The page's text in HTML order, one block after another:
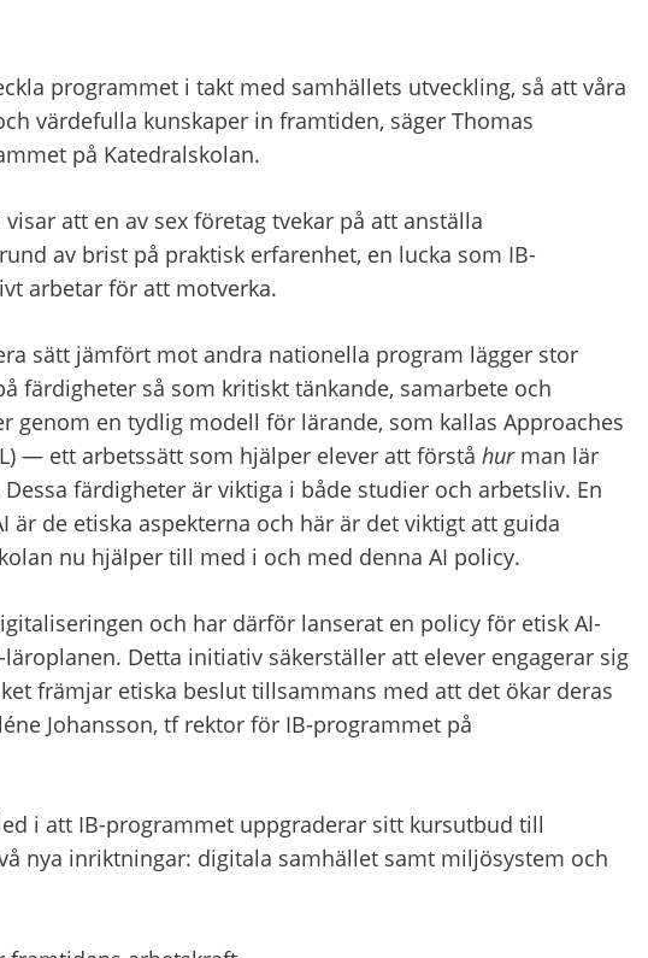
programmet i takt med samhällets utveckling, så att våra
värdefulla kunskaper in framtiden, säger Thomas
på Katedralskolan.
att en av sex företag tvekar på att anställa
av brist på praktisk erfarenhet, en lucka som IB-
arbetar för att motverka.
sätt jämfört mot andra nationella program lägger stor
färdigheter så som kritiskt tänkande, samarbete och
genom en tydlig modell för lärande, som kallas Approaches
— ett arbetssätt som hjälper elever att förstå hur man lär
färdigheter är viktiga i både studier och arbetsliv. En
är de etiska aspekterna och här är det viktigt att guida
nu hjälper till med i och med denna AI policy.
och har därför lanserat en policy för etisk AI-
Detta initiativ säkerställer att elever engagerar sig
främjar etiska beslut tillsammans med att det ökar deras
Johansson, tf rektor för IB-programmet på
i att IB-programmet uppgraderar sitt kursutbud till
nya inriktningar: digitala samhället samt miljösystem och